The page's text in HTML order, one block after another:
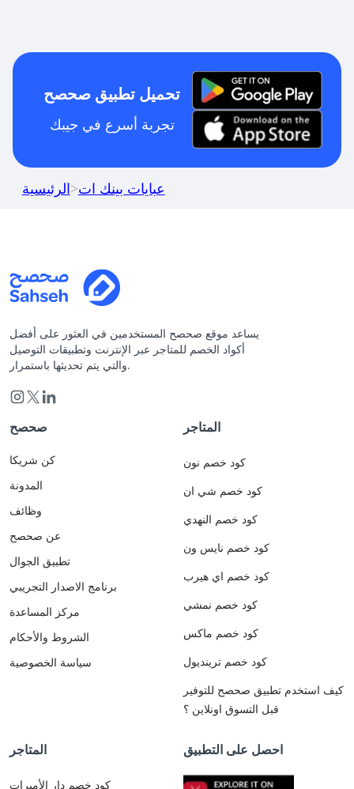
تحميل تطبيق صحصح
تجربة أسرع في جيبك
الرئيسية>عبايات بينك ات
يساعد موقع صحصح المستخدمين في العثور على أفضل
أكواد الخصم للمتاجر عبر الإنترنت وتطبيقات التوصيل
والتي يتم تحديثها باستمرار.
صحصح
كن شريكا
المدونة
وظائف
عن صحصح
تطبيق الجوال
برنامج الاصدار التجريبي
مركز المساعدة
الشروط والأحكام
سياسة الخصوصية
المتاجر
كود خصم نون
كود خصم شي ان
كود خصم النهدي
كود خصم نايس ون
كود خصم اي هيرب
كود خصم نمشي
كود خصم ماكس
كود خصم ترينديول
كيف استخدم تطبيق صحصح للتوفير
قبل التسوق اونلاين ؟
المتاجر
كود خصم دار الأميرات
احصل على التطبيق